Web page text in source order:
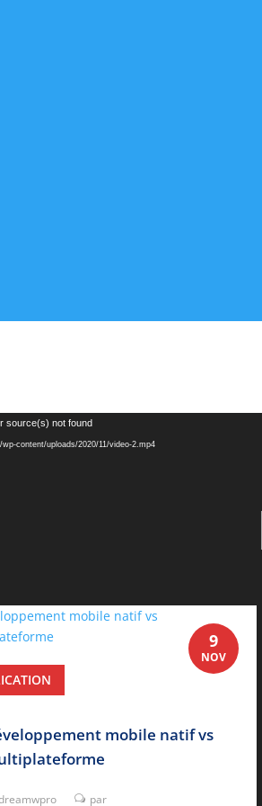
source(s) not found
content/uploads/2020/11/video-2.mp4
mobile natif vs
par
9
NOV